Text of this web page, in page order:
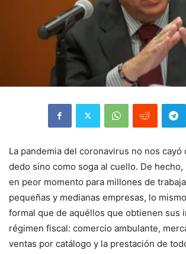
La pandemia del coronavirus no nos cayó
dedo sino como soga al cuello. De
en peor momento para millones de
pequeñas y medianas empresas, lo
formal que de aquéllos que obtienen sus
régimen fiscal: comercio ambulante,
ventas por catálogo y la prestación de